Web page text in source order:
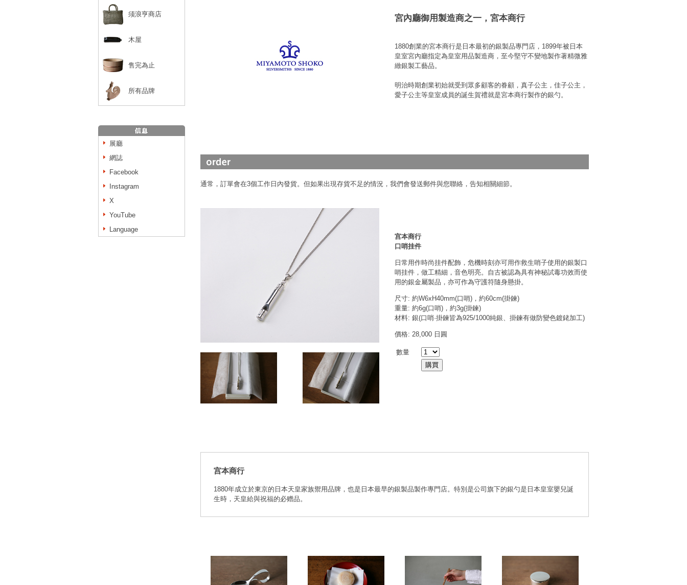
须浪亨商店
木屋
售完為止
所有品牌
展廳
網誌
Facebook
Instagram
X
YouTube
Language
宮內廳御用製造商之一，宮本商行
1880創業的宮本商行是日本最初的銀製品專門店，1899年被日本
皇室宮內廳指定為皇室用品製造商，至今堅守不變地製作著精微雅
緻銀製工藝品。
明治時期創業初始就受到眾多顧客的眷顧，真子公主，佳子公主，
愛子公主等皇室成員的誕生賀禮就是宮本商行製作的銀勺。
通常，訂單會在3個工作日內發貨。但如果出現存貨不足的情況，我們會發送郵件與您聯絡，告知相關細節。
宫本商行
口哨挂件
日常用作時尚挂件配飾，危機時刻亦可用作救生哨子使用的銀製口
哨挂件，做工精細，音色明亮。自古被認為具有神秘試毒功效而使
用的銀金屬製品，亦可作為守護符隨身懸掛。
尺寸: 約W6xH40mm(口哨)，約60cm(掛鍊)
重量: 約6g(口哨)，約3g(掛鍊)
材料: 銀(口哨·掛鍊皆為925/1000純銀、掛鍊有做防變色鍍銠加工)
價格: 28,000 日圓
數量
宫本商行
1880年成立於東京的日本天皇家族禦用品牌，也是日本最早的銀製品製作專門店。特別是公司旗下的銀勺是日本皇室嬰兒誕
生時，天皇給與祝福的必赠品。